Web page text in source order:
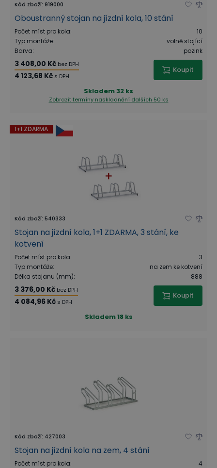
Kód zboží: 919000
Oboustranný stojan na jízdní kola, 10 stání
Počet míst pro kola:
10
Typ montáže:
volně stojící
Barva: pozink
3 408,00 Kč bez DPH
4 123,68 Kč s DPH
Koupit
Skladem32 ks
Zobrazit termíny naskladnění dalších 50 ks
1+1 ZDARMA
Kód zboží: 540333
Stojan na jízdní kola, 1+1 ZDARMA, 3 stání, ke
kotvení
Počet míst pro kola:
3
Typ montáže:
na zem ke kotvení
Délka stojanu (mm): 888
3 376,00 Kč bez DPH
4 084,96 Kč s DPH
Koupit
Skladem18 ks
Kód zboží: 427003
Stojan na jízdní kola na zem, 4 stání
Počet míst pro kola:
4